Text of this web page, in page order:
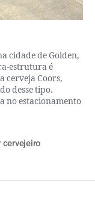
cidade de Golden,
estrutura é
cerveja Coors,
desse tipo.
no estacionamento
cervejeiro